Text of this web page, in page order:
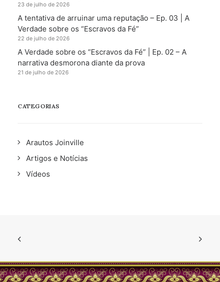
23 de julho de 2026
A tentativa de arruinar uma reputação – Ep. 03 | A
Verdade sobre os “Escravos da Fé”
22 de julho de 2026
A Verdade sobre os “Escravos da Fé” | Ep. 02 – A
narrativa desmorona diante da prova
21 de julho de 2026
CATEGORIAS
Arautos Joinville
Artigos e Notícias
Vídeos